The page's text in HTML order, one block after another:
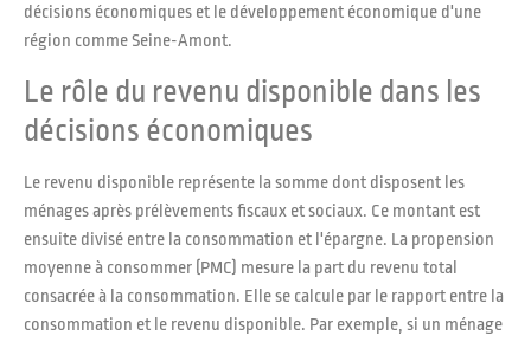
décisions économiques et le développement économique d'une
région comme Seine-Amont.
Le rôle du revenu disponible dans les
décisions économiques
Le revenu disponible représente la somme dont disposent les
ménages après prélèvements fiscaux et sociaux. Ce montant est
ensuite divisé entre la consommation et l'épargne. La propension
moyenne à consommer (PMC) mesure la part du revenu total
consacrée à la consommation. Elle se calcule par le rapport entre la
consommation et le revenu disponible. Par exemple, si un ménage